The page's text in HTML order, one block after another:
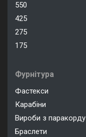
550
425
275
175
Фурнітура
Фастекси
Карабіни
Вироби з паракорду
Браслети